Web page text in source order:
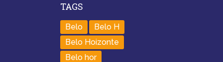
TAGS
Belo
Belo H
Belo Hoizonte
Belo hor